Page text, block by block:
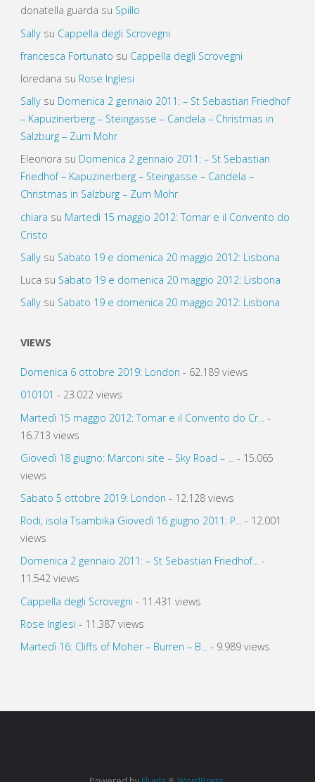
donatella guarda su Spillo
Sallysu Cappella degli Scrovegni
francesca Fortunato su Cappella degli Scrovegni
loredana su Rose Inglesi
Sallysu Domenica 2 gennaio 2011: – St Sebastian Friedhof
– Kapuzinerberg – Steingasse – Candela – Christmas in
Salzburg – Zum Mohr
Eleonora su Domenica 2 gennaio 2011: – St Sebastian
Friedhof – Kapuzinerberg – Steingasse – Candela –
Christmas in Salzburg – Zum Mohr
chiara su Martedì 15 maggio 2012: Tomar e il Convento do
Cristo
Sallysu Sabato 19 e domenica 20 maggio 2012: Lisbona
Luca su Sabato 19 e domenica 20 maggio 2012: Lisbona
Sallysu Sabato 19 e domenica 20 maggio 2012: Lisbona
VIEWS
Domenica 6 ottobre 2019: London - 62.189 views
010101 - 23.022 views
Martedì 15 maggio 2012: Tomar e il Convento do Cr...
-
16.713 views
Giovedì 18 giugno: Marconi site – Sky Road – ...
- 15.065
views
Sabato 5 ottobre 2019: London - 12.128 views
Rodi, isola Tsambika Giovedì 16 giugno 2011: P...- 12.001
views
Domenica 2 gennaio 2011: – St Sebastian Friedhof...-
11.542 views
Cappella degli Scrovegni - 11.431 views
Rose Inglesi - 11.387 views
Martedì 16: Cliffs of Moher – Burren – B...- 9.989 views